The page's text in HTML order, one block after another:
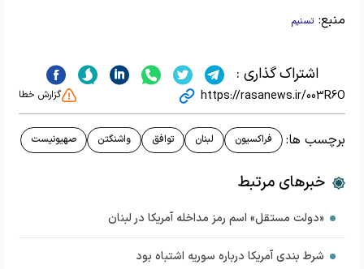
منبع: تسنیم
اشتراک گذاری :
https://rasanews.ir/003R6O گزارش خطا
برچسب ها: فراکسیون لبنان توافق واشنگتن صهیونیست
خبرهای مرتبط
«دولت مستقل» اسم رمز مداخله آمریکا در لبنان
شرط ‎بندی آمریکا درباره سوریه اشتباه بود